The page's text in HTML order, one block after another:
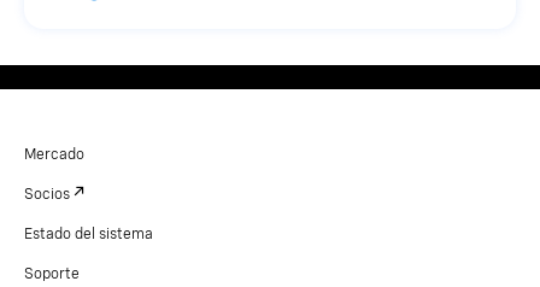
Mercado
Socios
Estado del sistema
Soporte